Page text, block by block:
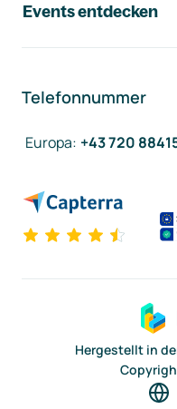
Events entdecken
Telefonnummer
Europa: +43 720
Hergestellt in